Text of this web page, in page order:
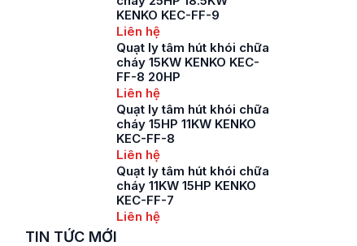
KENKO KEC-FF-9
Liên hệ
Quạt ly tâm hút khói chữa
cháy 15KW KENKO KEC-
FF-8 20HP
Liên hệ
Quạt ly tâm hút khói chữa
cháy 15HP 11KW KENKO
KEC-FF-8
Liên hệ
Quạt ly tâm hút khói chữa
cháy 11KW 15HP KENKO
KEC-FF-7
Liên hệ
TIN TỨC MỚI